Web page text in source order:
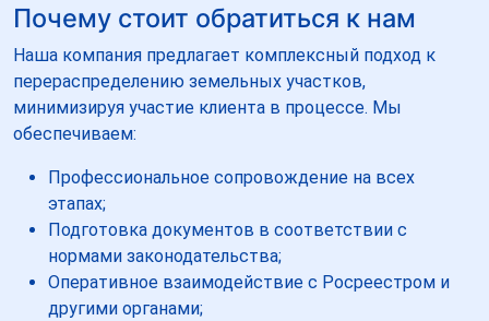
Почему стоит обратиться к нам
Наша компания предлагает комплексный подход к
перераспределению земельных участков,
минимизируя участие клиента в процессе. Мы
обеспечиваем:
Профессиональное сопровождение на всех
этапах;
Подготовка документов в соответствии с
нормами законодательства;
Оперативное взаимодействие с Росреестром и
другими органами;